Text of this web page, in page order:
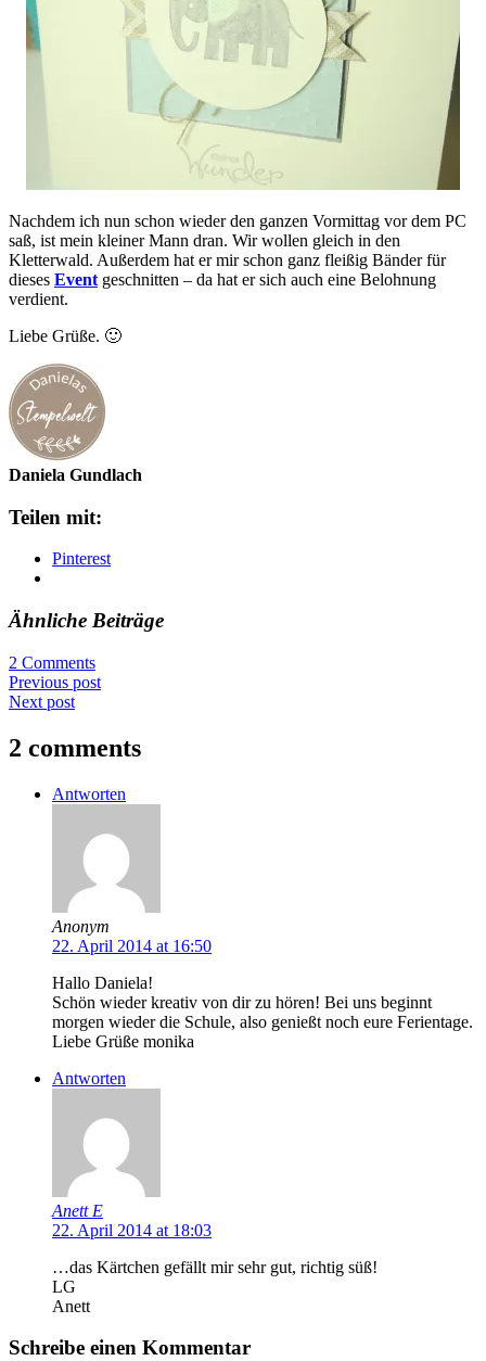
Nachdem ich nun schon wieder den ganzen Vormittag vor dem PC
saß, ist mein kleiner Mann dran. Wir wollen gleich in den
Kletterwald. Außerdem hat er mir schon ganz fleißig Bänder für
dieses Event geschnitten – da hat er sich auch eine Belohnung
verdient.
Liebe Grüße. 🙂
Daniela Gundlach
Teilen mit:
Pinterest
Ähnliche Beiträge
2 Comments
Previous post
Next post
2 comments
Antworten
Anonym
22. April 2014 at 16:50
Hallo Daniela!
Schön wieder kreativ von dir zu hören! Bei uns beginnt
morgen wieder die Schule, also genießt noch eure Ferientage.
Liebe Grüße monika
Antworten
Anett E
22. April 2014 at 18:03
…das Kärtchen gefällt mir sehr gut, richtig süß!
LG
Anett
Schreibe einen Kommentar